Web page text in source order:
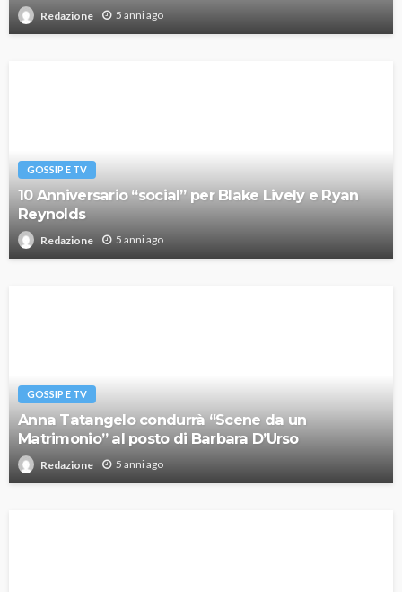
Redazione 5 anni ago
GOSSIP E TV
10 Anniversario “social” per Blake Lively e Ryan
Reynolds
Redazione 5 anni ago
GOSSIP E TV
Anna Tatangelo condurrà “Scene da un
Matrimonio” al posto di Barbara D’Urso
Redazione 5 anni ago